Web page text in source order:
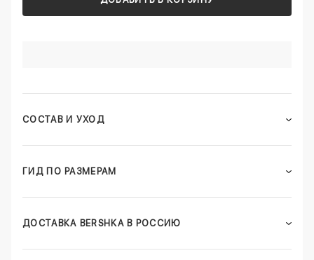
СОСТАВ И УХОД
ГИД ПО РАЗМЕРАМ
ДОСТАВКА BERSHKA В РОССИЮ